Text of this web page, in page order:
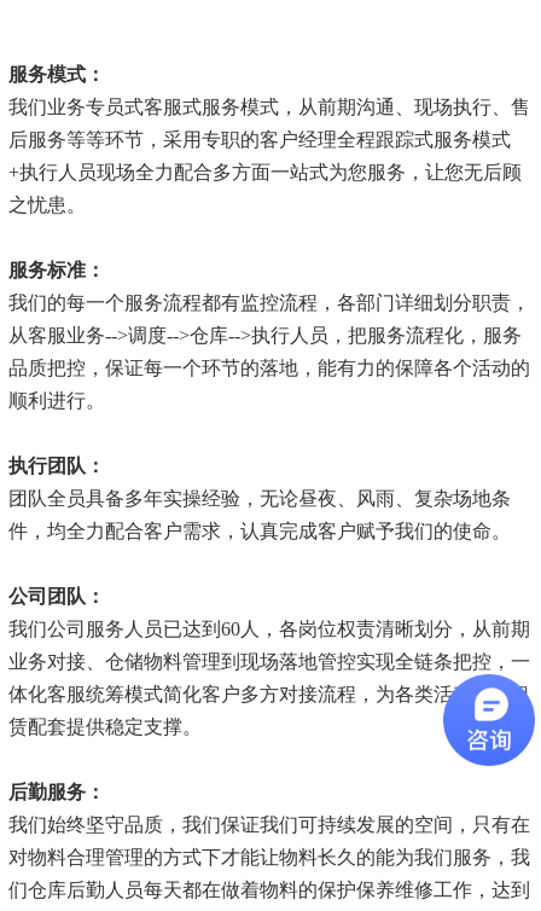
服务模式：
我们业务专员式客服式服务模式，从前期沟通、现场执行、售
后服务等等环节，采用专职的客户经理全程跟踪式服务模式
+执行人员现场全力配合多方面一站式为您服务，让您无后顾
之忧患。
服务标准：
我们的每一个服务流程都有监控流程，各部门详细划分职责，
从客服业务-->调度-->仓库-->执行人员，把服务流程化，服务
品质把控，保证每一个环节的落地，能有力的保障各个活动的
顺利进行。
执行团队：
团队全员具备多年实操经验，无论昼夜、风雨、复杂场地条
件，均全力配合客户需求，认真完成客户赋予我们的使命。
公司团队：
我们公司服务人员已达到60人，各岗位权责清晰划分，从前期
业务对接、仓储物料管理到现场落地管控实现全链条把控，一
体化客服统筹模式简化客户多方对接流程，为各类活动物料租
赁配套提供稳定支撑。
后勤服务：
我们始终坚守品质，我们保证我们可持续发展的空间，只有在
对物料合理管理的方式下才能让物料长久的能为我们服务，我
们仓库后勤人员每天都在做着物料的保护保养维修工作，达到